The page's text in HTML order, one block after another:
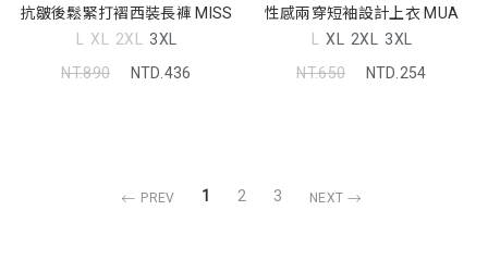
抗皺後鬆緊打褶西裝長褲 MISS
L XL 2XL 3XL
NT.890
NTD.436
性感兩穿短袖設計上衣 MUA
L XL 2XL 3XL
NT.650
NTD.254
PREV 1 2 3 NEXT